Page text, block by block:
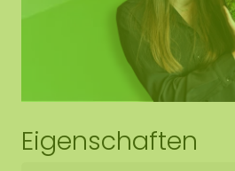
Eigenschaften